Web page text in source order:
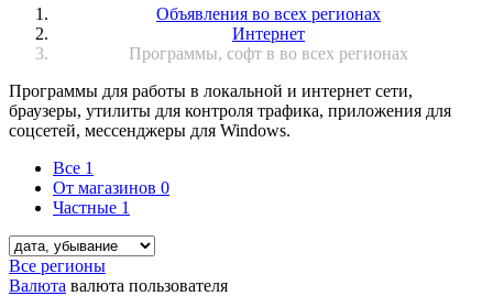
Объявления во всех регионах
Интернет
Программы, софт в во всех регионах
Программы для работы в локальной и интернет сети,
браузеры, утилиты для контроля трафика, приложения для
соцсетей, мессенджеры для Windows.
Все 1
От магазинов 0
Частные 1
Все регионы
Валюта валюта пользователя